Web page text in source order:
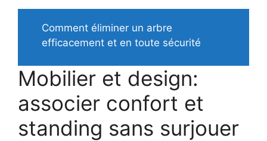
Comment éliminer un arbre
efficacement et en toute sécurité
Mobilier et design:
associer confort et
standing sans surjouer